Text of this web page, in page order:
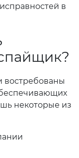
в
востребованы
некоторые из